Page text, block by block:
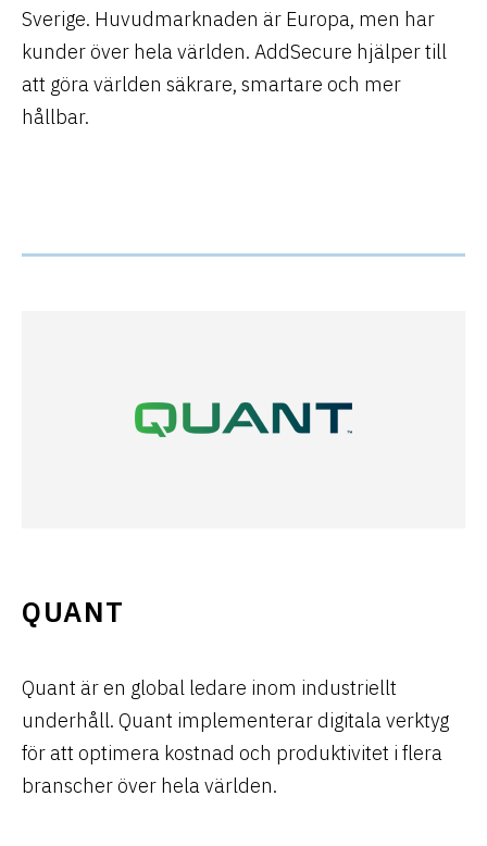
Sverige. Huvudmarknaden är Europa, men har
kunder över hela världen. AddSecure hjälper till
att göra världen säkrare, smartare och mer
hållbar.
QUANT
Quant är en global ledare inom industriellt
underhåll. Quant implementerar digitala verktyg
för att optimera kostnad och produktivitet i flera
branscher över hela världen.